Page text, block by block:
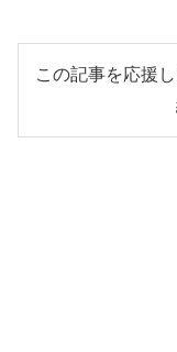
この記事を応援